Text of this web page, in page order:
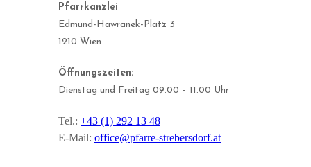
Pfarrkanzlei
Edmund-Hawranek-Platz 3
1210 Wien
Öffnungszeiten:
Dienstag und Freitag 09.00 – 11.00 Uhr
Tel.: +43 (1) 292 13 48
E-Mail: office@pfarre-strebersdorf.at